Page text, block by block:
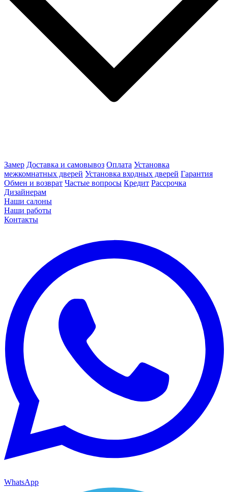
Замер Доставка и самовывоз Оплата Установка
межкомнатных дверей Установка входных дверей Гарантия
Обмен и возврат Частые вопросы Кредит Рассрочка
Дизайнерам
Наши салоны
Наши работы
Контакты
WhatsApp